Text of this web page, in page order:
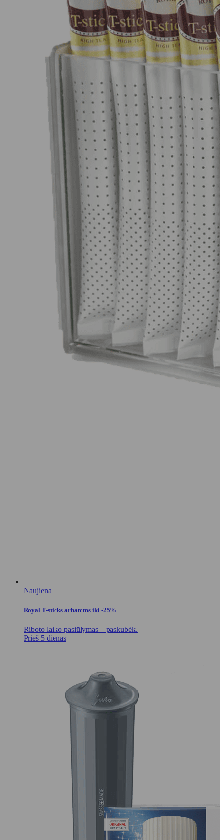
Naujiena
Royal T-sticks arbatoms iki -25%
Riboto laiko pasiūlymas – paskubėk.
Prieš 5 dienas